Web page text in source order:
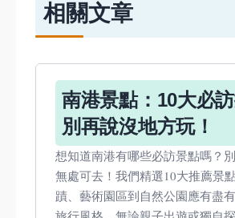
相關文章
南港景點：10大必訪
別再說沒地方玩！
想知道南港有哪些必訪景點嗎？
無處可去！我們精選10大推薦景
蹟、藝術園區到自然公園應有盡